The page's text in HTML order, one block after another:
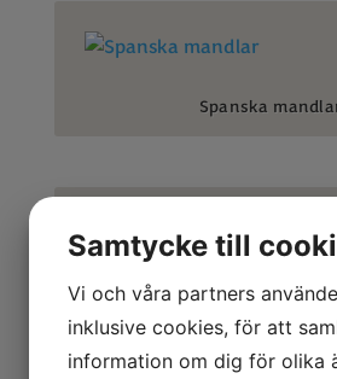
Spanska
Trail Mix med
Samtycke till
Vi och våra partners
inklusive cookies, för att
information om dig för olika